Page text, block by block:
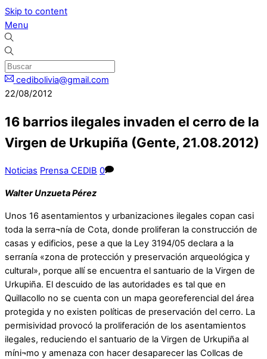
Skip to content
Menu
cedibolivia@gmail.com
22/08/2012
16 barrios ilegales invaden el cerro de la
Virgen de Urkupiña (Gente, 21.08.2012)
Noticias Prensa CEDIB 0
Walter Unzueta Pérez
Unos 16 asentamientos y urbanizaciones ilegales copan casi
toda la serra¬nía de Cota, donde proliferan la construcción de
casas y edificios, pese a que la Ley 3194/05 declara a la
serranía «zona de protección y preservación arqueológica y
cultural», porque allí se encuentra el santuario de la Virgen de
Urkupiña. El descuido de las autoridades es tal que en
Quillacollo no se cuenta con un mapa georeferencial del área
protegida y no existen políticas de preservación del cerro. La
permisividad provocó la proliferación de los asentamientos
ilegales, reduciendo el santuario de la Virgen de Urkupiña al
míni¬mo y amenaza con hacer desaparecer las Collcas de